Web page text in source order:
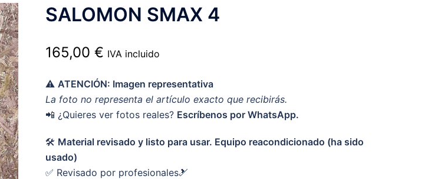
SALOMON SMAX 4
165,00 € IVA incluido
⚠️ ATENCIÓN: Imagen representativa
La foto no representa el artículo exacto que recibirás.
📲 ¿Quieres ver fotos reales? Escríbenos por WhatsApp.
🛠️ Material revisado y listo para usar. Equipo reacondicionado (ha sido
usado)
✅ Revisado por profesionales🎿